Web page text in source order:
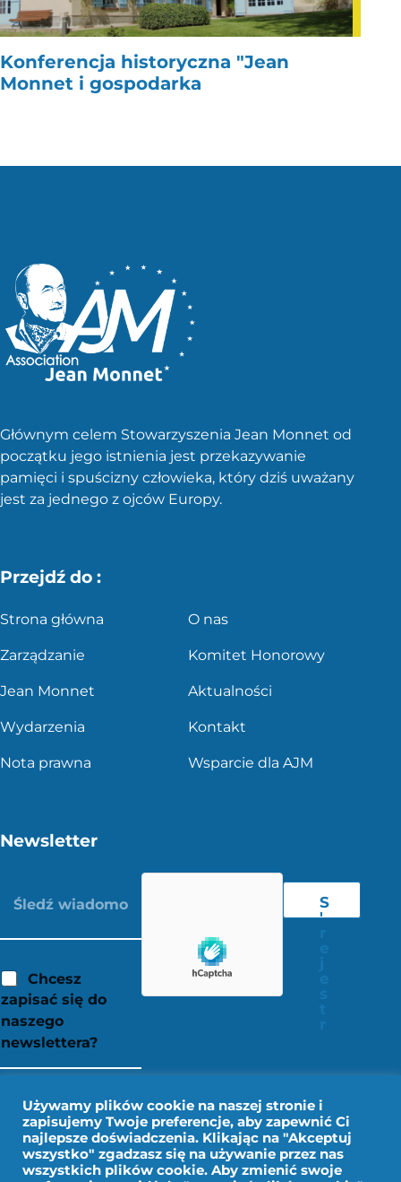
Konferencja historyczna "Jean
Monnet i gospodarka
Głównym celem Stowarzyszenia Jean Monnet od
początku jego istnienia jest przekazywanie
pamięci i spuścizny człowieka, który dziś uważany
jest za jednego z ojców Europy.
Przejdź do :
Strona główna O nas
Zarządzanie Komitet Honorowy
Jean Monnet Aktualności
Wydarzenia Kontakt
Nota prawna Wsparcie dla AJM
Newsletter
Chcesz
zapisać się do
naszego
newslettera?
S
'
Używamy plików cookie na naszej stronie i
zapisujemy Twoje preferencje, aby zapewnić Ci
najlepsze doświadczenia. Klikając na "Akceptuj
wszystko" zgadzasz się na używanie przez nas
wszystkich plików cookie. Aby zmienić swoje